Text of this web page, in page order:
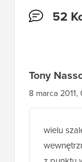
Interakcje
52
Tony
8 marca 2011,
wielu